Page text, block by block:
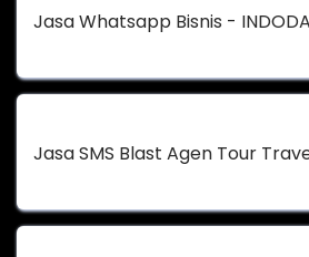
Jasa Whatsapp Bisnis -
Jasa SMS Blast Agen Tour